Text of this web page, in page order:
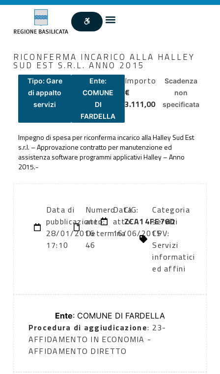
RICONFERMA INCARICO ALLA HALLEY
SUD EST S.R.L. ANNO 2015
Tipo: Gare
di appalto
servizi
Ente:
COMUNE
DI
FARDELLA
Importo
€
3.111,00
Scadenza
non
specificata
Impegno di spesa per riconferma incarico alla Halley Sud Est
s.r.l. – Approvazione contratto per manutenzione ed
assistenza software programmi applicativi Halley – Anno
2015.-
Data di
pubblicazione:
28/01/2016
17:10
Numero
atto:
Determina
46
Data
atto:
16/06/2015
CIG:
ZCA14FE78D
Categoria
servizi
CPV:
Servizi
informatici
ed affini
Ente: COMUNE DI FARDELLA
Procedura di aggiudicazione: 23-
AFFIDAMENTO IN ECONOMIA -
AFFIDAMENTO DIRETTO